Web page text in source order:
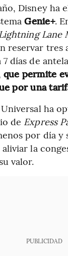
Disney ha
Genie+.
Lightning Lane
reservar tres
7 días de
que permite
por una
ha
de Express
por día y
la
valor.
PUBLICIDAD